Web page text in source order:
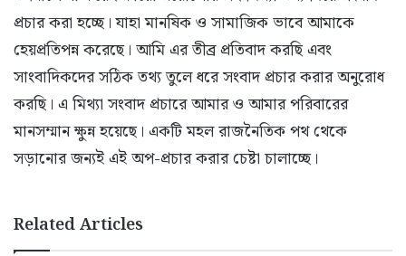
প্রচার করা হচ্ছে। যাহা মানষিক ও সামাজিক ভাবে আমাকে
হেয়প্রতিপন্ন করেছে। আমি এর তীব্র প্রতিবাদ করছি এবং
সাংবাদিকদের সঠিক তথ্য তুলে ধরে সংবাদ প্রচার করার অনুরোধ
করছি। এ মিথ্যা সংবাদ প্রচারে আমার ও আমার পরিবারের
মানসম্মান ক্ষুন্ন হয়েছে। একটি মহল রাজনৈতিক পথ থেকে
সড়ানোর জন্যই এই অপ-প্রচার করার চেষ্টা চালাচ্ছে।
Related Articles